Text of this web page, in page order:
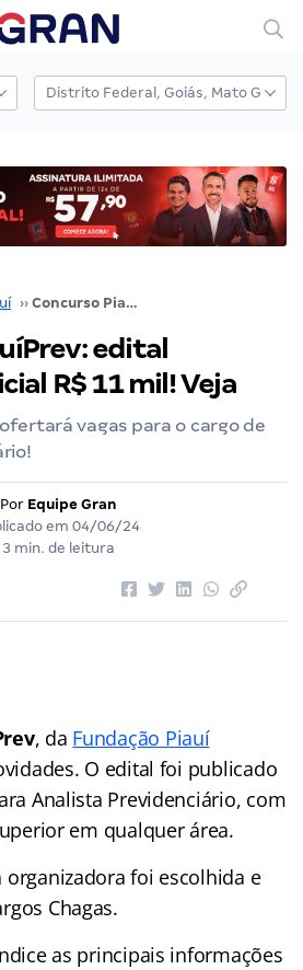
›› Concurso PiauíPrev: edital publicado! Inicial R$ 11 mil! Veja
edital
R$ 11 mil! Veja
vagas para o cargo de
Por Equipe Gran
em 04/06/24
3 min. de leitura
, da Fundação Piauí
O edital foi publicado
Analista Previdenciário, com
em qualquer área.
organizadora foi escolhida e
Chagas.
as principais informações